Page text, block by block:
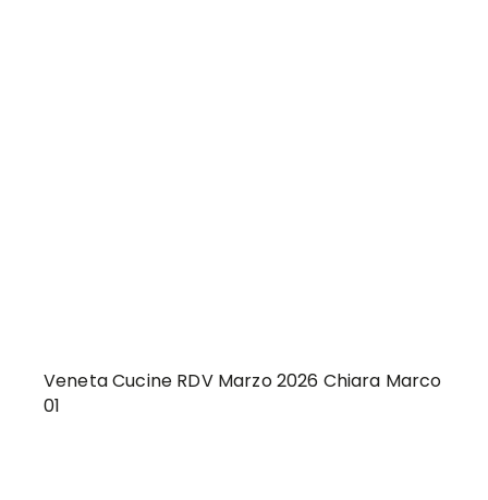
Veneta Cucine RDV Marzo 2026 Chiara Marco
01